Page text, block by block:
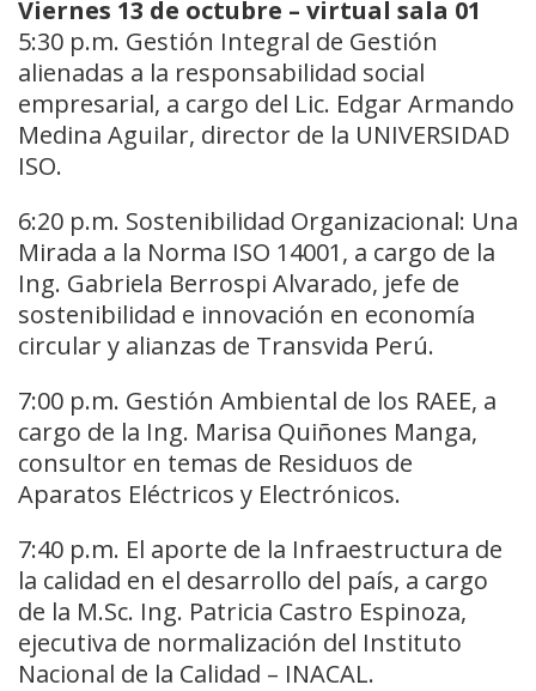
Viernes 13 de octubre – virtual sala 01
5:30 p.m. Gestión Integral de Gestión
alienadas a la responsabilidad social
empresarial, a cargo del Lic. Edgar Armando
Medina Aguilar, director de la UNIVERSIDAD
ISO.
6:20 p.m. Sostenibilidad Organizacional: Una
Mirada a la Norma ISO 14001, a cargo de la
Ing. Gabriela Berrospi Alvarado, jefe de
sostenibilidad e innovación en economía
circular y alianzas de Transvida Perú.
7:00 p.m. Gestión Ambiental de los RAEE, a
cargo de la Ing. Marisa Quiñones Manga,
consultor en temas de Residuos de
Aparatos Eléctricos y Electrónicos.
7:40 p.m. El aporte de la Infraestructura de
la calidad en el desarrollo del país, a cargo
de la M.Sc. Ing. Patricia Castro Espinoza,
ejecutiva de normalización del Instituto
Nacional de la Calidad – INACAL.